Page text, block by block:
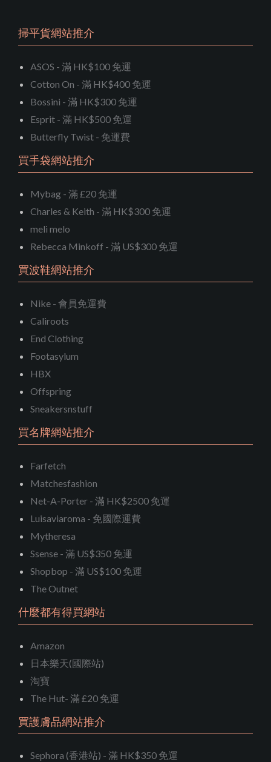
掃平貨網站推介
ASOS - 滿 HK$100 免運
Cotton On - 滿 HK$400 免運
Bossini - 滿 HK$300 免運
Esprit - 滿 HK$500 免運
Butterfly Twist - 免運費
買手袋網站推介
Mybag - 滿 £20 免運
Charles & Keith - 滿 HK$300 免運
meli melo
Rebecca Minkoff - 滿 US$300 免運
買波鞋網站推介
Nike - 會員免運費
Caliroots
End Clothing
Footasylum
HBX
Offspring
Sneakersnstuff
買名牌網站推介
Farfetch
Matchesfashion
Net-A-Porter - 滿 HK$2500 免運
Luisaviaroma - 免國際運費
Mytheresa
Ssense - 滿 US$350 免運
Shopbop - 滿 US$100 免運
The Outnet
什麼都有得買網站
Amazon
日本樂天(國際站)
淘寶
The Hut- 滿 £20 免運
買護膚品網站推介
Sephora (香港站) - 滿 HK$350 免運